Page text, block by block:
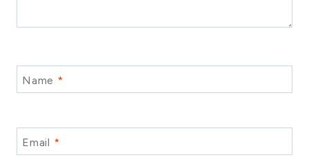
Name *
Email *